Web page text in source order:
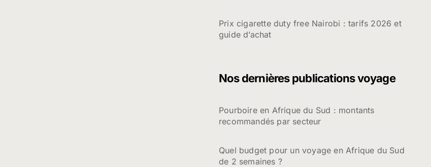
Prix cigarette duty free Nairobi : tarifs 2026 et
guide d’achat
Nos dernières publications voyage
Pourboire en Afrique du Sud : montants
recommandés par secteur
Quel budget pour un voyage en Afrique du Sud
de 2 semaines ?